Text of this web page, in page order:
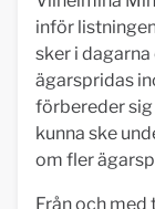
inför
sker i
ägarspridas
förbereder
kunna ske
om fler
Från och